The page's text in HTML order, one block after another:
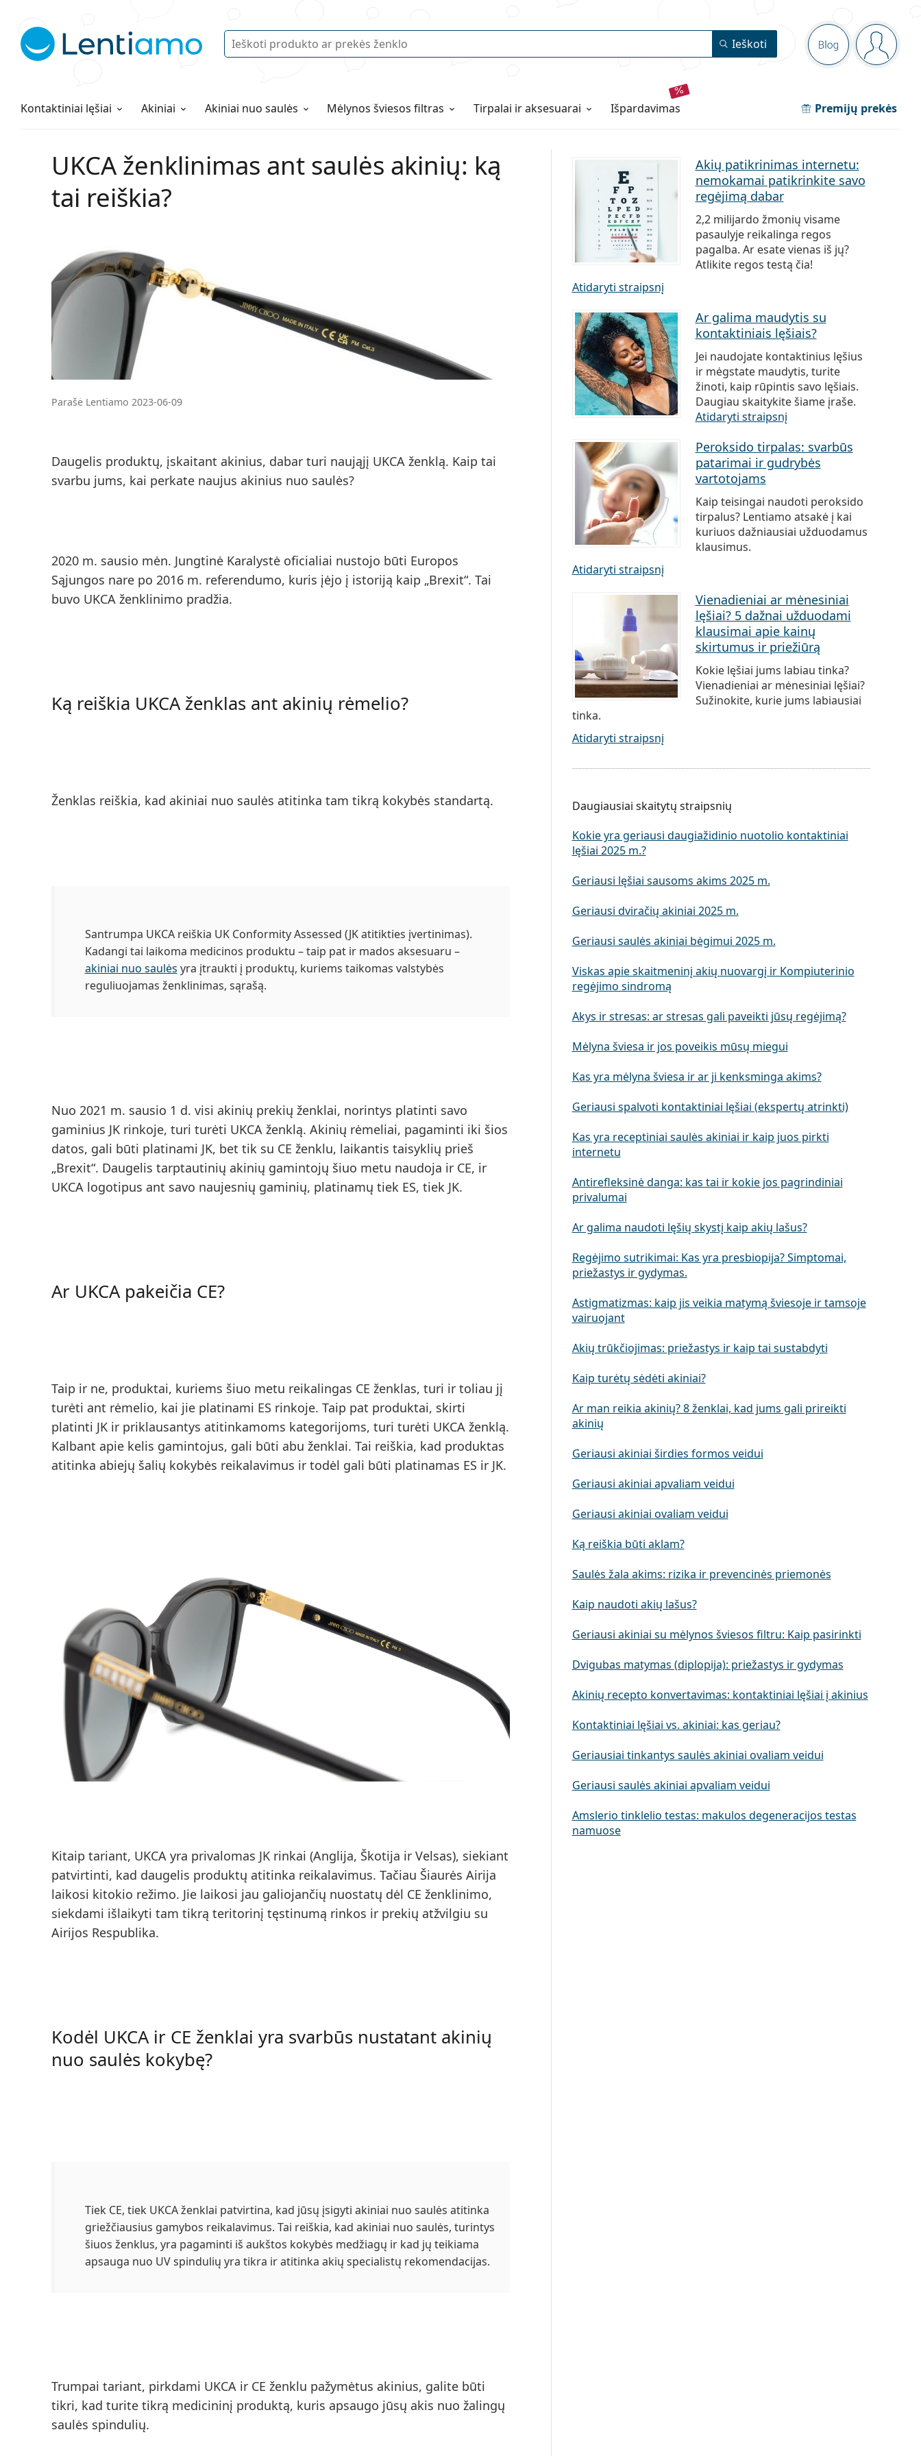
Navigacijos
Blog Jūs
Ieškoti Ieškoti
Kontaktiniai lęšiai
Lęšių tirpalai Akiniai Akiniai nuo saulės Mėlynos šviesos filtras Tirpalai ir aksesuarai išpardavimas Premijų prekės
Viskas apie apsipirkimą pas mus
UKCA ženklinimas ant saulės akinių: ką
tai reiškia?
Parašė Lentiamo 2023-06-09
Daugelis produktų, įskaitant akinius, dabar turi naująjį UKCA ženklą. Kaip tai
svarbu jums, kai perkate naujus akinius nuo saulės?
2020 m. sausio mėn. Jungtinė Karalystė oficialiai nustojo būti Europos
Sąjungos nare po 2016 m. referendumo, kuris įėjo į istoriją kaip „Brexit“. Tai
buvo UKCA ženklinimo pradžia.
Ką reiškia UKCA ženklas ant akinių rėmelio?
Ženklas reiškia, kad akiniai nuo saulės atitinka tam tikrą kokybės standartą.
Santrumpa UKCA reiškia UK Conformity Assessed (JK atitikties įvertinimas).
Kadangi tai laikoma medicinos produktu – taip pat ir mados aksesuaru –
akiniai nuo saulės yra įtraukti į produktų, kuriems taikomas valstybės
reguliuojamas ženklinimas, sąrašą.
Nuo 2021 m. sausio 1 d. visi akinių prekių ženklai, norintys platinti savo
gaminius JK rinkoje, turi turėti UKCA ženklą. Akinių rėmeliai, pagaminti iki šios
datos, gali būti platinami JK, bet tik su CE ženklu, laikantis taisyklių prieš
„Brexit“. Daugelis tarptautinių akinių gamintojų šiuo metu naudoja ir CE, ir
UKCA logotipus ant savo naujesnių gaminių, platinamų tiek ES, tiek JK.
Ar UKCA pakeičia CE?
Taip ir ne, produktai, kuriems šiuo metu reikalingas CE ženklas, turi ir toliau jį
turėti ant rėmelio, kai jie platinami ES rinkoje. Taip pat produktai, skirti
platinti JK ir priklausantys atitinkamoms kategorijoms, turi turėti UKCA ženklą.
Kalbant apie kelis gamintojus, gali būti abu ženklai. Tai reiškia, kad produktas
atitinka abiejų šalių kokybės reikalavimus ir todėl gali būti platinamas ES ir JK.
Kitaip tariant, UKCA yra privalomas JK rinkai (Anglija, Škotija ir Velsas), siekiant
patvirtinti, kad daugelis produktų atitinka reikalavimus. Tačiau Šiaurės Airija
laikosi kitokio režimo. Jie laikosi jau galiojančių nuostatų dėl CE ženklinimo,
siekdami išlaikyti tam tikrą teritorinį tęstinumą rinkos ir prekių atžvilgiu su
Airijos Respublika.
Kodėl UKCA ir CE ženklai yra svarbūs nustatant akinių
nuo saulės kokybę?
Tiek CE, tiek UKCA ženklai patvirtina, kad jūsų įsigyti akiniai nuo saulės atitinka
griežčiausius gamybos reikalavimus. Tai reiškia, kad akiniai nuo saulės, turintys
šiuos ženklus, yra pagaminti iš aukštos kokybės medžiagų ir kad jų teikiama
apsauga nuo UV spindulių yra tikra ir atitinka akių specialistų rekomendacijas.
Trumpai tariant, pirkdami UKCA ir CE ženklu pažymėtus akinius, galite būti
tikri, kad turite tikrą medicininį produktą, kuris apsaugo jūsų akis nuo žalingų
saulės spindulių.
Akių patikrinimas internetu:
nemokamai patikrinkite savo
regėjimą dabar
2,2 milijardo žmonių visame
pasaulyje reikalinga regos
pagalba. Ar esate vienas iš jų?
Atlikite regos testą čia!
Atidaryti straipsnį
Ar galima maudytis su
kontaktiniais lęšiais?
Jei naudojate kontaktinius lęšius
ir mėgstate maudytis, turite
žinoti, kaip rūpintis savo lęšiais.
Daugiau skaitykite šiame įraše.
Atidaryti straipsnį
Peroksido tirpalas: svarbūs
patarimai ir gudrybės
vartotojams
Kaip teisingai naudoti peroksido
tirpalus? Lentiamo atsakė į kai
kuriuos dažniausiai užduodamus
klausimus.
Atidaryti straipsnį
Vienadieniai ar mėnesiniai
lęšiai? 5 dažnai užduodami
klausimai apie kainų
skirtumus ir priežiūrą
Kokie lęšiai jums labiau tinka?
Vienadieniai ar mėnesiniai lęšiai?
Sužinokite, kurie jums labiausiai
tinka.
Atidaryti straipsnį
Daugiausiai skaitytų straipsnių
Kokie yra geriausi daugiažidinio nuotolio kontaktiniai
lęšiai 2025 m.?
Geriausi lęšiai sausoms akims 2025 m.
Geriausi dviračių akiniai 2025 m.
Geriausi saulės akiniai bėgimui 2025 m.
Viskas apie skaitmeninį akių nuovargį ir Kompiuterinio
regėjimo sindromą
Akys ir stresas: ar stresas gali paveikti jūsų regėjimą?
Mėlyna šviesa ir jos poveikis mūsų miegui
Kas yra mėlyna šviesa ir ar ji kenksminga akims?
Geriausi spalvoti kontaktiniai lęšiai (ekspertų atrinkti)
Kas yra receptiniai saulės akiniai ir kaip juos pirkti
internetu
Antirefleksinė danga: kas tai ir kokie jos pagrindiniai
privalumai
Ar galima naudoti lęšių skystį kaip akių lašus?
Regėjimo sutrikimai: Kas yra presbiopija? Simptomai,
priežastys ir gydymas.
Astigmatizmas: kaip jis veikia matymą šviesoje ir tamsoje
vairuojant
Akių trūkčiojimas: priežastys ir kaip tai sustabdyti
Kaip turėtų sėdėti akiniai?
Ar man reikia akinių? 8 ženklai, kad jums gali prireikti
akinių
Geriausi akiniai širdies formos veidui
Geriausi akiniai apvaliam veidui
Geriausi akiniai ovaliam veidui
Ką reiškia būti aklam?
Saulės žala akims: rizika ir prevencinės priemonės
Kaip naudoti akių lašus?
Geriausi akiniai su mėlynos šviesos filtru: Kaip pasirinkti
Dvigubas matymas (diplopija): priežastys ir gydymas
Akinių recepto konvertavimas: kontaktiniai lęšiai į akinius
Kontaktiniai lęšiai vs. akiniai: kas geriau?
Geriausiai tinkantys saulės akiniai ovaliam veidui
Geriausi saulės akiniai apvaliam veidui
Amslerio tinklelio testas: makulos degeneracijos testas
namuose